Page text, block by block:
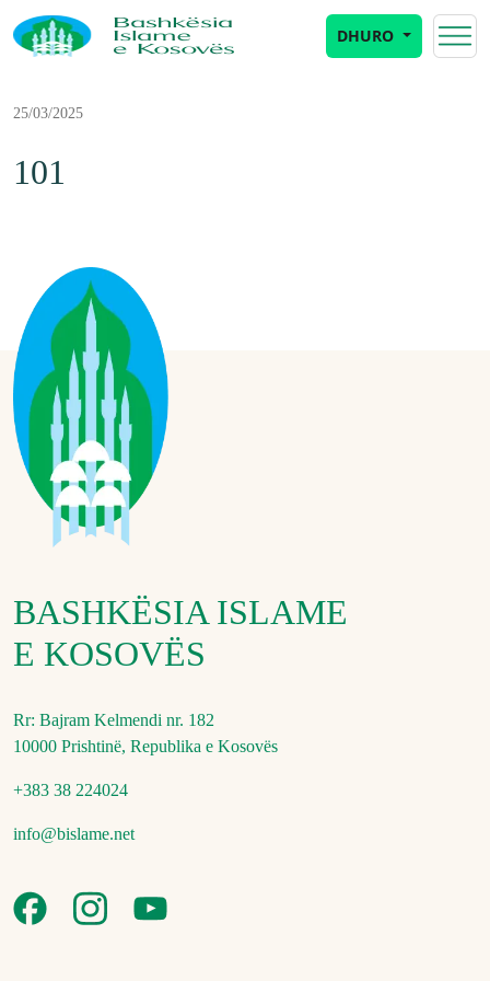
DHURO
25/03/2025
101
BASHKËSIA ISLAME
E KOSOVËS
Rr: Bajram Kelmendi nr. 182
10000 Prishtinë, Republika e Kosovës
+383 38 224024
info@bislame.net